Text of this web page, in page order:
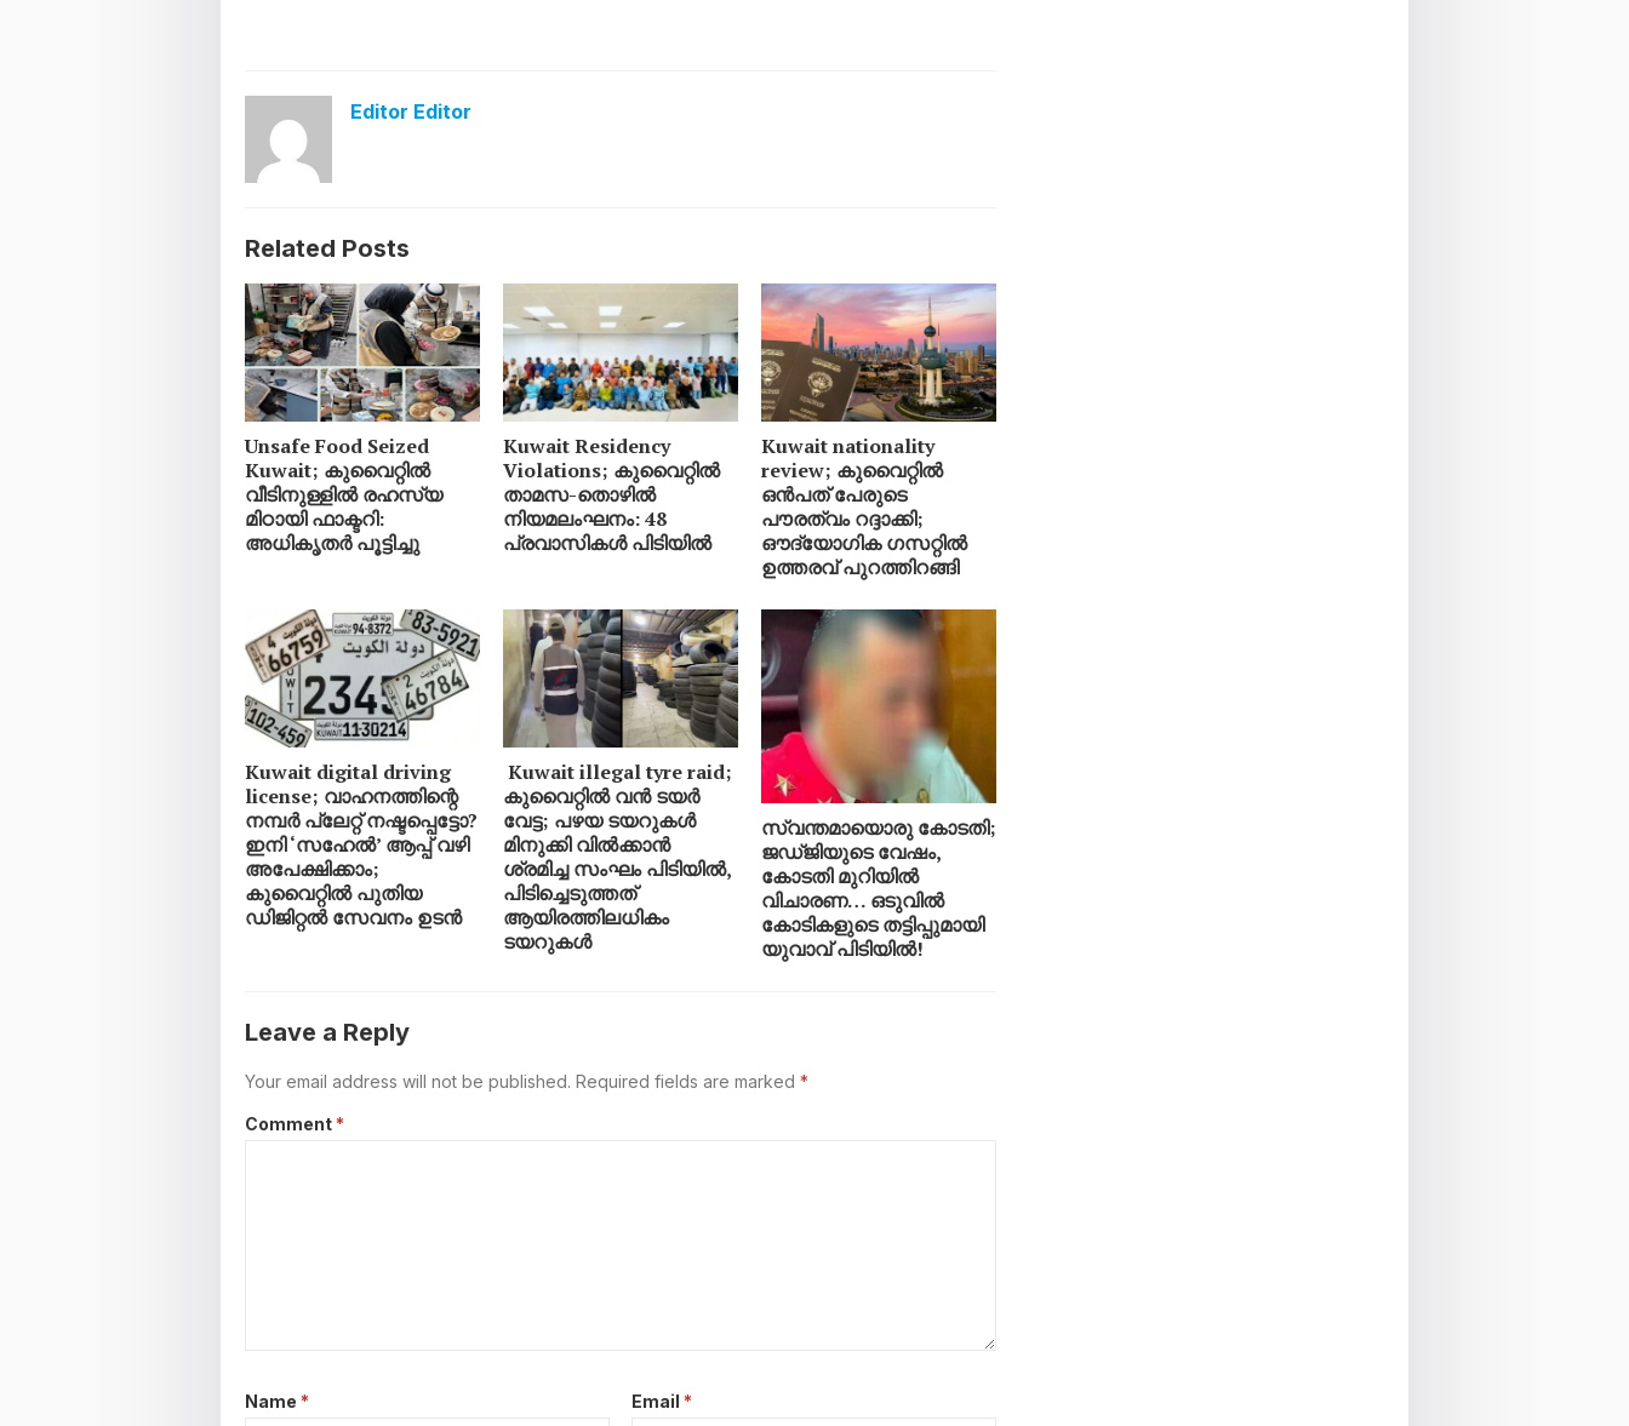
Editor Editor
Related Posts
Unsafe Food Seized
Kuwait; കുവൈറ്റിൽ
വീടിനുള്ളിൽ രഹസ്യ
മിഠായി ഫാക്ടറി:
അധികൃതർ പൂട്ടിച്ചു
Kuwait Residency
Violations; കുവൈറ്റിൽ
താമസ-തൊഴിൽ
നിയമലംഘനം: 48
പ്രവാസികൾ പിടിയിൽ
Kuwait nationality
review; കുവൈറ്റിൽ
ഒൻപത് പേരുടെ
പൗരത്വം റദ്ദാക്കി;
ഔദ്യോഗിക ഗസറ്റിൽ
ഉത്തരവ് പുറത്തിറങ്ങി
Kuwait digital driving
license; വാഹനത്തിന്റെ
നമ്പര്‍ പ്ലേറ്റ് നഷ്ടപ്പെട്ടോ?
ഇനി ‘സഹേൽ’ ആപ്പ് വഴി
അപേക്ഷിക്കാം;
കുവൈറ്റിൽ പുതിയ
ഡിജിറ്റൽ സേവനം ഉടൻ
Kuwait illegal tyre raid;
കുവൈറ്റിൽ വൻ ടയർ
വേട്ട; പഴയ ടയറുകൾ
മിനുക്കി വിൽക്കാൻ
ശ്രമിച്ച സംഘം പിടിയിൽ,
പിടിച്ചെടുത്തത്
ആയിരത്തിലധികം
ടയറുകൾ
സ്വന്തമായൊരു കോടതി;
ജഡ്ജിയുടെ വേഷം,
കോടതി മുറിയിൽ
വിചാരണ… ഒടുവിൽ
കോടികളുടെ തട്ടിപ്പുമായി
യുവാവ് പിടിയിൽ!
Leave a Reply
Your email address will not be published. Required fields are marked *
Comment *
Name * Email *